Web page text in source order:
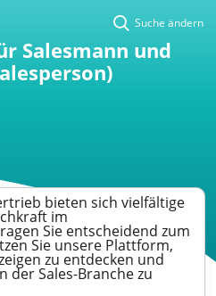
Suche ändern
Salesmann und
bieten sich vielfältige
im
Sie entscheidend zum
Sie unsere Plattform,
zu entdecken und
der Sales-Branche zu